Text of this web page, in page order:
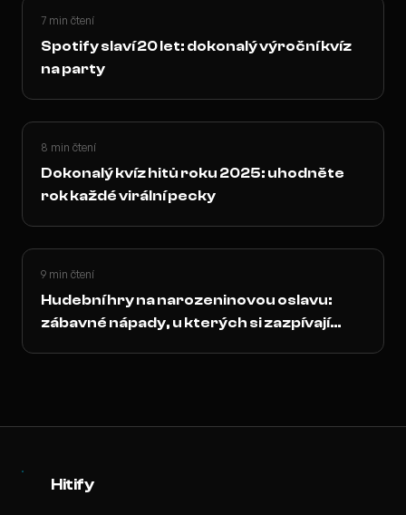
7 min čtení
Spotify slaví 20 let: dokonalý výroční kvíz
na party
8 min čtení
Dokonalý kvíz hitů roku 2025: uhodněte
rok každé virální pecky
9 min čtení
Hudební hry na narozeninovou oslavu:
zábavné nápady, u kterých si zazpívají
Hitify